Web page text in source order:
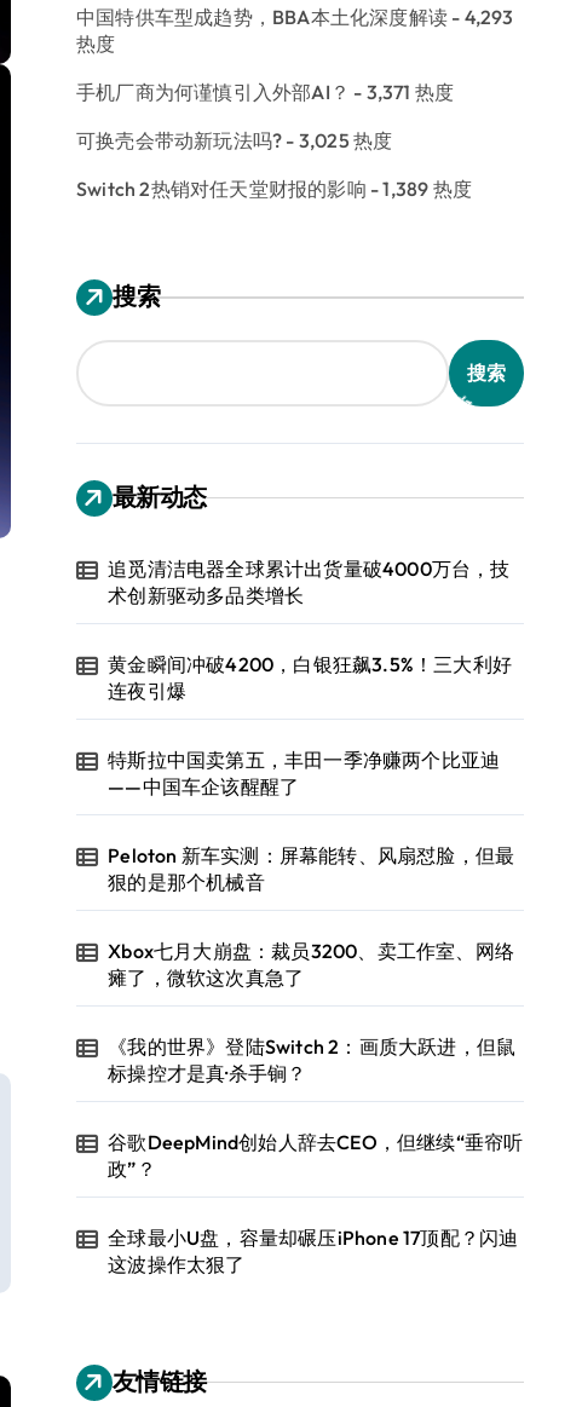
中国特供车型成趋势，BBA本土化深度解读 - 4,293
热度
手机厂商为何谨慎引入外部AI？ - 3,371 热度
可换壳会带动新玩法吗? - 3,025 热度
Switch 2热销对任天堂财报的影响 - 1,389 热度
搜索
搜索
最新动态
追觅清洁电器全球累计出货量破4000万台，技
术创新驱动多品类增长
黄金瞬间冲破4200，白银狂飙3.5%！三大利好
连夜引爆
特斯拉中国卖第五，丰田一季净赚两个比亚迪
——中国车企该醒醒了
Peloton 新车实测：屏幕能转、风扇怼脸，但最
狠的是那个机械音
Xbox七月大崩盘：裁员3200、卖工作室、网络
瘫了，微软这次真急了
《我的世界》登陆Switch 2：画质大跃进，但鼠
标操控才是真·杀手锏？
谷歌DeepMind创始人辞去CEO，但继续“垂帘听
政”？
全球最小U盘，容量却碾压iPhone 17顶配？闪迪
这波操作太狠了
友情链接